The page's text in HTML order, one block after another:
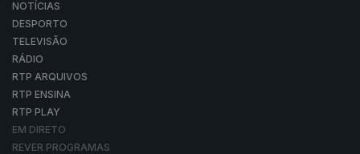
NOTÍCIAS
DESPORTO
TELEVISÃO
RÁDIO
RTP ARQUIVOS
RTP ENSINA
RTP PLAY
EM DIRETO
REVER PROGRAMAS